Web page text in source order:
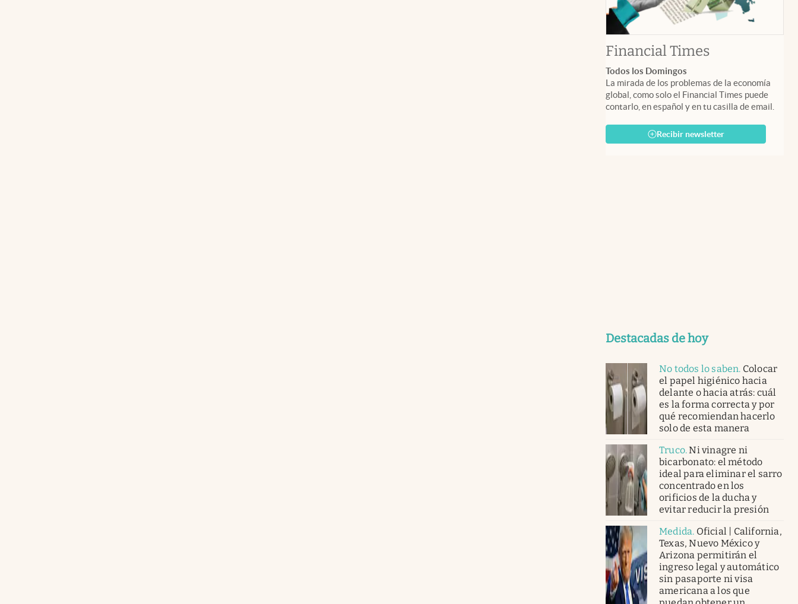
Financial Timesabre en
Todos los Domingos
La mirada de los problemas de la economía
global, como solo el Financial Times puede
contarlo, en español y en tu casilla de email.
Recibir newsletter
Destacadas de hoy
No todos lo saben. Colocar
el papel higiénico hacia
delante o hacia atrás: cuál
es la forma correcta y por
qué recomiendan hacerlo
solo de esta manera
Truco.Ni vinagre ni
bicarbonato: el método
ideal para eliminar el sarro
concentrado en los
orificios de la ducha y
evitar reducir la presión
Medida. Oficial | California,
Texas, Nuevo México y
Arizona permitirán el
ingreso legal y automático
sin pasaporte ni visa
americana a los que